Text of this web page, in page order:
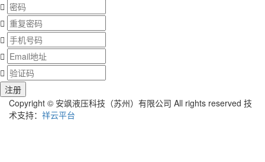





Copyright © 安飒液压科技（苏州）有限公司 All rights reserved 技
术支持： 祥云平台